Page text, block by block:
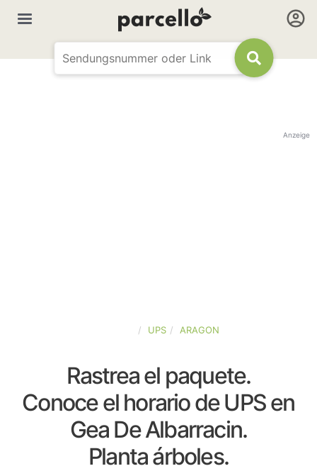
Anzeige
UPS ARAGON
Rastrea el paquete.
Conoce el horario de UPS en
Gea De Albarracin.
Planta árboles.